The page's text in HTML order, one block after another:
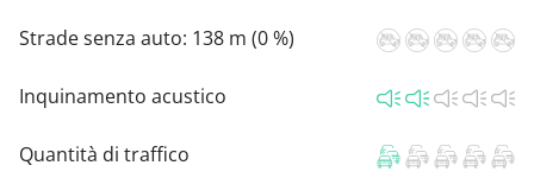
Strade senza auto: 138 m (0 %)
Inquinamento acustico
Quantità di traffico